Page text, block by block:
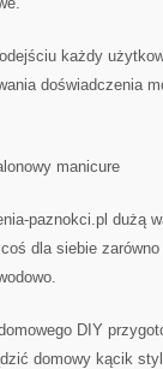
każdy
doświadczenia
manicure
paznokci.pl dużą
dla siebie
DIY
domowy kącik